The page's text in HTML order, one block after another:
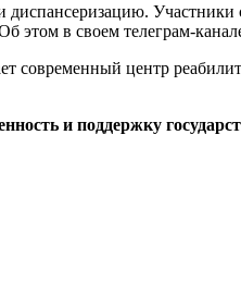
в своем телеграм-
современный центр
и поддержку